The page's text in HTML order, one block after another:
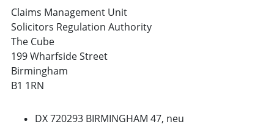
Claims Management Unit
Solicitors Regulation Authority
The Cube
199 Wharfside Street
Birmingham
B1 1RN
DX 720293 BIRMINGHAM 47, neu